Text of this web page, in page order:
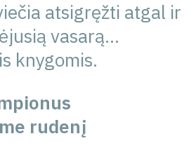
atsigręžti atgal ir
vasarą…
knygomis.
rudenį